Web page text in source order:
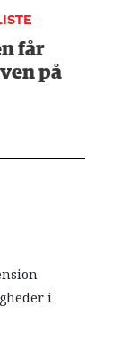
får
på
i